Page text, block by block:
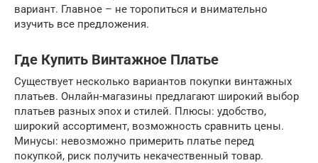
вариант. Главное – не торопиться и внимательно
изучить все предложения.
Где Купить Винтажное Платье
Существует несколько вариантов покупки винтажных
платьев. Онлайн-магазины предлагают широкий выбор
платьев разных эпох и стилей. Плюсы: удобство,
широкий ассортимент, возможность сравнить цены.
Минусы: невозможно примерить платье перед
покупкой, риск получить некачественный товар.